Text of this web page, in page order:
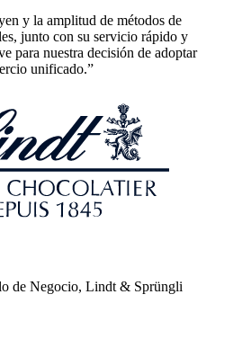
y la amplitud de métodos de
junto con su servicio rápido y
para nuestra decisión de adoptar
unificado.”
de Negocio, Lindt & Sprüngli